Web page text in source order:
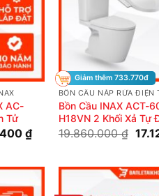
AC-
Tử
₫.
₫Giá
hiện
là:
Giảm thêm 733.770đ
BỒN CẦU NẮP RỬA ĐIỆN
Bồn Cầu INAX ACT-
H18VN 2 Khối Xả Tự
Điện Tử
19.860.000₫ Giá